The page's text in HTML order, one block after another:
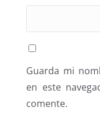
Guarda mi
en este
comente.